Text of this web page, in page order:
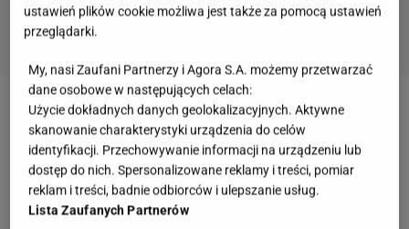
Zobacz wideoNajprostszy domowy izotonik, czyli
napój nawadniający
Jaki jest polski zamiennik coli? Podpiwek ma długą
ustawień plików cookie możliwa jest także za pomocą ustawień
przeglądarki.
My, nasi Zaufani Partnerzy i Agora S.A. możemy przetwarzać
dane osobowe w następujących celach:
Użycie dokładnych danych geolokalizacyjnych. Aktywne
skanowanie charakterystyki urządzenia do celów
identyfikacji. Przechowywanie informacji na urządzeniu lub
dostęp do nich. Spersonalizowane reklamy i treści, pomiar
reklam i treści, badnie odbiorców i ulepszanie usług.
Lista Zaufanych Partnerów